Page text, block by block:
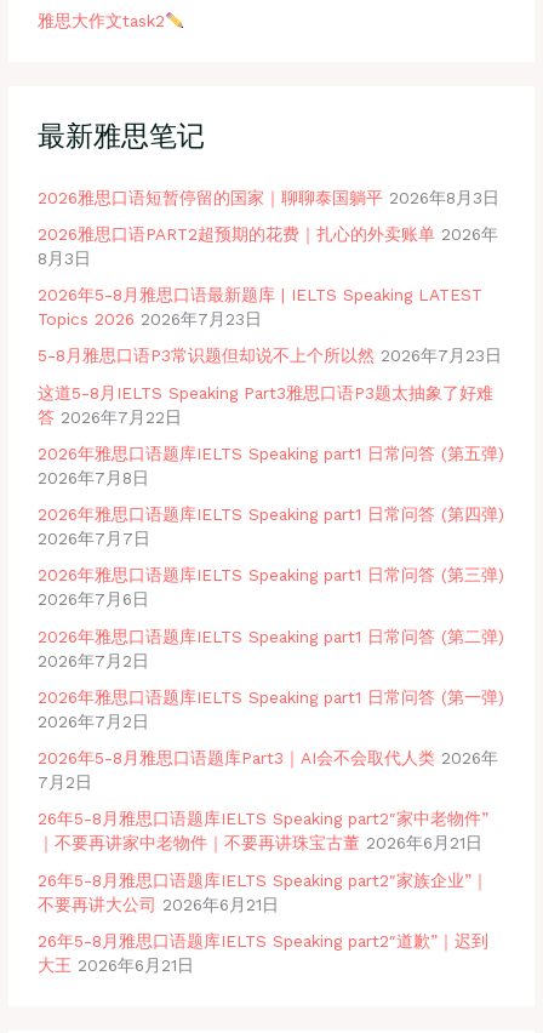
雅思大作文task2
最新雅思笔记
2026雅思口语短暂停留的国家｜聊聊泰国躺平 2026年8月3日
2026雅思口语PART2超预期的花费｜扎心的外卖账单 2026年
8月3日
2026年5-8月雅思口语最新题库 | IELTS Speaking LATEST
Topics 2026 2026年7月23日
5-8月雅思口语P3常识题但却说不上个所以然 2026年7月23日
这道5-8月IELTS Speaking Part3雅思口语P3题太抽象了好难
答 2026年7月22日
2026年雅思口语题库IELTS Speaking part1 日常问答 (第五弹)
2026年7月8日
2026年雅思口语题库IELTS Speaking part1 日常问答 (第四弹)
2026年7月7日
2026年雅思口语题库IELTS Speaking part1 日常问答 (第三弹)
2026年7月6日
2026年雅思口语题库IELTS Speaking part1 日常问答 (第二弹)
2026年7月2日
2026年雅思口语题库IELTS Speaking part1 日常问答 (第一弹)
2026年7月2日
2026年5-8月雅思口语题库Part3｜AI会不会取代人类 2026年
7月2日
26年5-8月雅思口语题库IELTS Speaking part2″家中老物件”
｜不要再讲家中老物件｜不要再讲珠宝古董 2026年6月21日
26年5-8月雅思口语题库IELTS Speaking part2″家族企业”｜
不要再讲大公司 2026年6月21日
26年5-8月雅思口语题库IELTS Speaking part2″道歉”｜迟到
大王 2026年6月21日